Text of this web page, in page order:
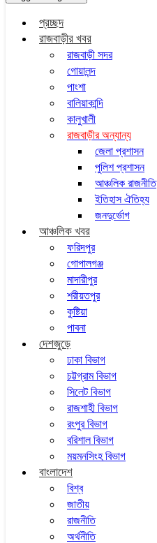
প্রচ্ছদ
রাজবাড়ীর খবর
রাজবাড়ী সদর
গোয়ালন্দ
পাংশা
বালিয়াকান্দি
কালুখালী
রাজবাড়ীর অন্যান্য
জেলা প্রশাসন
পুলিশ প্রশাসন
আঞ্চলিক রাজনীতি
ইতিহাস ঐতিহ্য
জনদুর্ভোগ
আঞ্চলিক খবর
ফরিদপুর
গোপালগঞ্জ
মাদারীপুর
শরীয়তপুর
কুষ্টিয়া
পাবনা
দেশজুড়ে
ঢাকা বিভাগ
চট্টগ্রাম বিভাগ
সিলেট বিভাগ
রাজশাহী বিভাগ
রংপুর বিভাগ
বরিশাল বিভাগ
ময়মনসিংহ বিভাগ
বাংলাদেশ
বিশ্ব
জাতীয়
রাজনীতি
অর্থনীতি